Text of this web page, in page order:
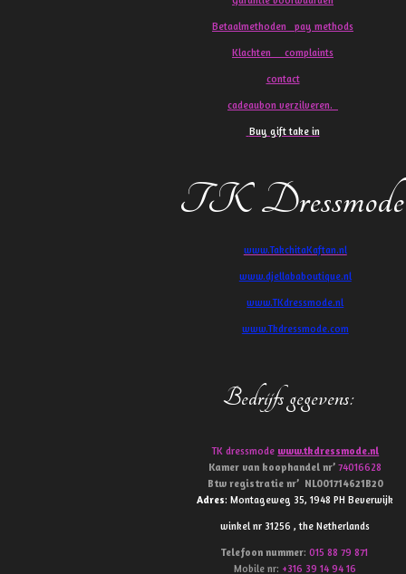
Betaalmethoden pay methods
Klachten complaints
contact
cadeaubon verzilveren.
Buy gift take in
TK Dressmode
www.TakchitaKaftan.nl
www.djellababoutique.nl
www.TKdressmode.nl
www.Tkdressmode.com
Bedrijfs gegevens:
TK dressmode www.tkdressmode.nl
Kamer van koophandelnr’ 74016628
Btw registratie nr’ NL001714621B20
Adres: Montageweg 35, 1948 PH Beverwijk
winkel nr 31256 , the Netherlands
Telefoon nummer: 015 88 79 871
Mobile nr: +316 39 14 94 16